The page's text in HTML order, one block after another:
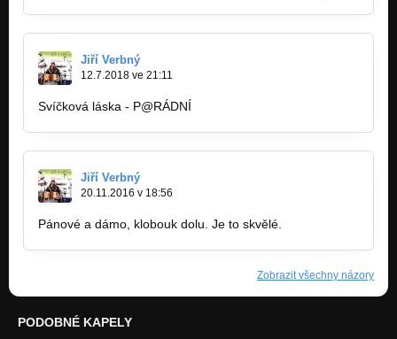
Jiří Verbný
12.7.2018 ve 21:11
Svíčková láska - P@RÁDNÍ
Jiří Verbný
20.11.2016 v 18:56
Pánové a dámo, klobouk dolu. Je to skvělé.
Zobrazit všechny názory
PODOBNÉ KAPELY